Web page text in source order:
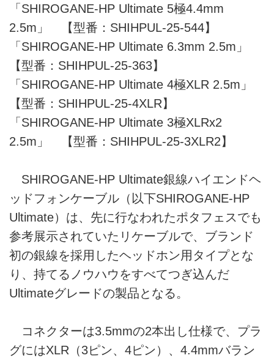
「SHIROGANE-HP Ultimate 5極4.4mm
2.5m」 【型番：SHIHPUL-25-544】
「SHIROGANE-HP Ultimate 6.3mm 2.5m」
【型番：SHIHPUL-25-363】
「SHIROGANE-HP Ultimate 4極XLR 2.5m」
【型番：SHIHPUL-25-4XLR】
「SHIROGANE-HP Ultimate 3極XLRx2
2.5m」 【型番：SHIHPUL-25-3XLR2】
SHIROGANE-HP Ultimate銀線ハイエンドヘ
ッドフォンケーブル（以下SHIROGANE-HP
Ultimate）は、先に行なわれたポタフェスでも
参考展示されていたリケーブルで、ブランド
初の銀線を採用したヘッドホン用タイプとな
り、持てるノウハウをすべてつぎ込んだ
Ultimateグレードの製品となる。
コネクターは3.5mmの2本出し仕様で、プラ
グにはXLR（3ピン、4ピン）、4.4mmバラン